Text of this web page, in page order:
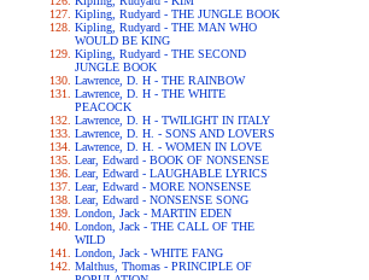
Kipling, Rudyard - THE JUNGLE BOOK
Kipling, Rudyard - THE MAN WHO
WOULD BE KING
Kipling, Rudyard - THE SECOND
JUNGLE BOOK
Lawrence, D. H - THE RAINBOW
Lawrence, D. H - THE WHITE
PEACOCK
Lawrence, D. H - TWILIGHT IN ITALY
Lawrence, D. H. - SONS AND LOVERS
Lawrence, D. H. - WOMEN IN LOVE
Lear, Edward - BOOK OF NONSENSE
Lear, Edward - LAUGHABLE LYRICS
Lear, Edward - MORE NONSENSE
Lear, Edward - NONSENSE SONG
London, Jack - MARTIN EDEN
London, Jack - THE CALL OF THE
WILD
London, Jack - WHITE FANG
Malthus, Thomas - PRINCIPLE OF